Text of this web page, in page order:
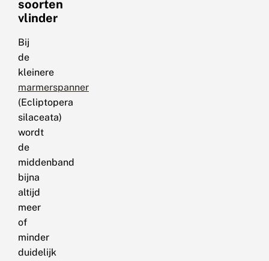
soorten
vlinder
Bij
de
kleinere
marmerspanner
(Ecliptopera
silaceata)
wordt
de
middenband
bijna
altijd
meer
of
minder
duidelijk